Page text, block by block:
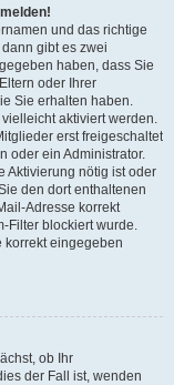
und das richtige
gibt es zwei
haben, dass Sie
oder Ihrer
Sie erhalten haben.
aktiviert werden.
erst freigeschaltet
oder ein Administrator.
Aktivierung nötig ist oder
den dort enthaltenen
Adresse korrekt
Filter blockiert wurde.
korrekt eingegeben
ob Ihr
der Fall ist, wenden